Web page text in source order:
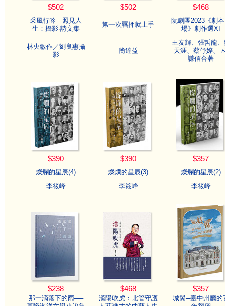
$502 $502 $468
采風行吟 照見人
生：攝影·詩文集
第一次羈押就上手
阮劇團2023《劇
場》劇作選XI
林央敏作／劉良惠攝
影
簡達益
王友輝、張哲龍、
天涯、蔡伃婷、
謙信合著
$390 $390 $357
燦爛的星辰(4) 燦爛的星辰(3)
燦爛的星辰(2)
李筱峰
李筱峰 李筱峰
$238 $468 $357
那一滴落下的雨──
漢陽吹虎：北管守護
城翼─臺中州廳的